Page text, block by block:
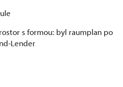
s formou: byl raumplan po
Lender